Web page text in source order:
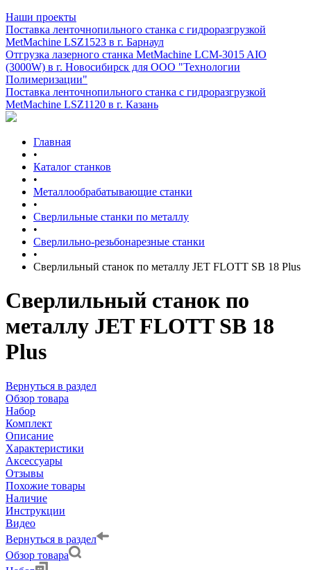
Наши проекты
Поставка ленточнопильного станка c гидроразгрузкой
MetMachine LSZ1523 в г. Барнаул
Отгрузка лазерного станка MetMachine LCM-3015 AIO
(3000W) в г. Новосибирск для ООО "Технологии
Полимеризации"
Поставка ленточнопильного станка c гидроразгрузкой
MetMachine LSZ1120 в г. Казань
Главная
•
Каталог станков
•
Металлообрабатывающие станки
•
Сверлильные станки по металлу
•
Сверлильно-резьбонарезные станки
•
Сверлильный станок по металлу JET FLOTT SB 18 Plus
Сверлильный станок по
металлу JET FLOTT SB 18
Plus
Вернуться в раздел
Обзор товара
Набор
Комплект
Описание
Характеристики
Аксессуары
Отзывы
Похожие товары
Наличие
Инструкции
Видео
Вернуться в раздел
Обзор товара